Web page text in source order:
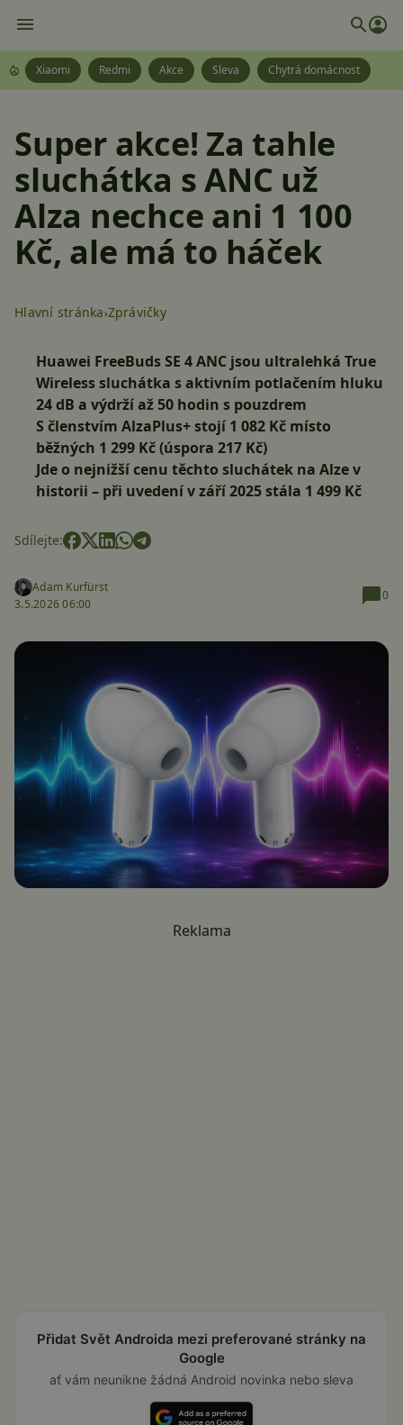
Xiaomi Redmi Akce Sleva Chytrá domácnost
Super akce! Za tahle
sluchátka s ANC už
Alza nechce ani 1 100
Kč, ale má to háček
Hlavní stránka Zprávičky
Huawei FreeBuds SE 4 ANC jsou ultralehká True
Wireless sluchátka s aktivním potlačením hluku
24 dB a výdrží až 50 hodin s pouzdrem
S členstvím AlzaPlus+stojí1 082 Kč místo
běžných 1 299 Kč (úspora 217 Kč)
Jde o nejnižší cenu těchto sluchátek na Alze v
historii – při uvedení v září 2025 stála 1 499 Kč
Sdílejte:
Adam Kurfürst
3.5.2026 06:00
0
Reklama
Přidat Svět Androida mezi preferované stránky na
Google
ať vám neunikne žádná Android novinka nebo sleva